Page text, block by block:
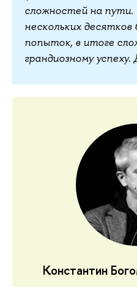
сложностей на пути.
нескольких десятков
попыток, в итоге
грандиозному
Константин